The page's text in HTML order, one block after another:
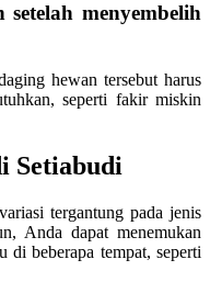
menyembelih
hewan tersebut harus
seperti fakir miskin
Setiabudi
tergantung pada jenis
Anda dapat menemukan
di beberapa tempat, seperti